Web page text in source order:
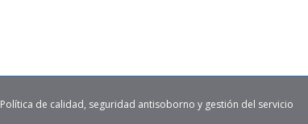
Política de calidad, seguridad antisoborno y gestión del servicio